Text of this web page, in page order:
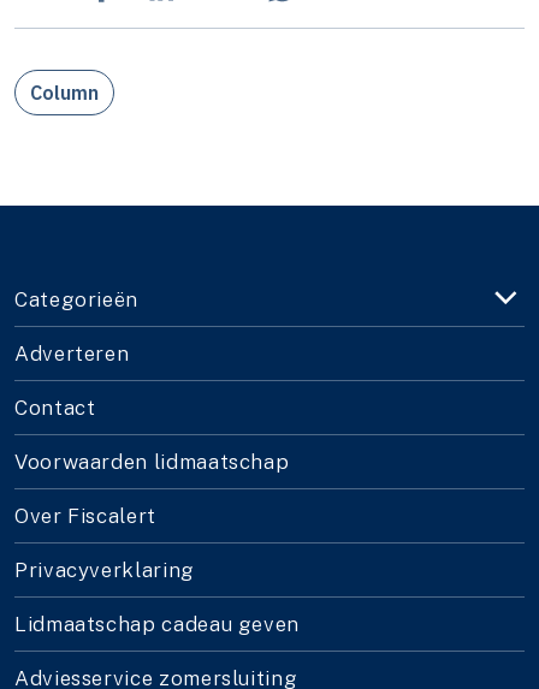
Column
Categorieën
Adverteren
Contact
Voorwaarden lidmaatschap
Over Fiscalert
Privacyverklaring
Lidmaatschap cadeau geven
Adviesservice zomersluiting